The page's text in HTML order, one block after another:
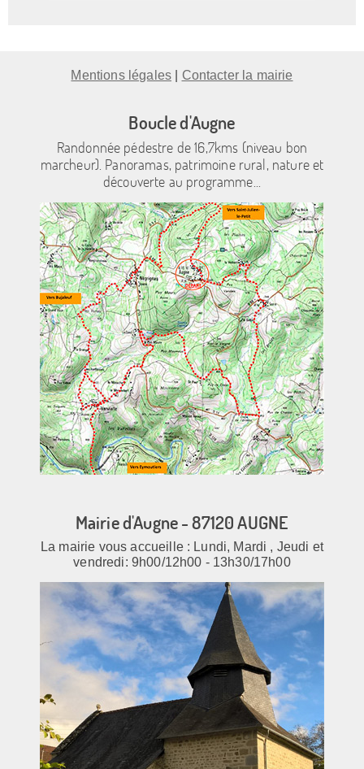
Mentions légales Contacter la mairie
Boucle d'Augne
Randonnée pédestre de 16,7kms (niveau bon
marcheur). Panoramas, patrimoine rural, nature et
découverte au programme...
Mairie d'Augne - 87120 AUGNE
La mairie vous accueille : Lundi, Mardi , Jeudi et
vendredi: 9h00/12h00 - 13h30/17h00